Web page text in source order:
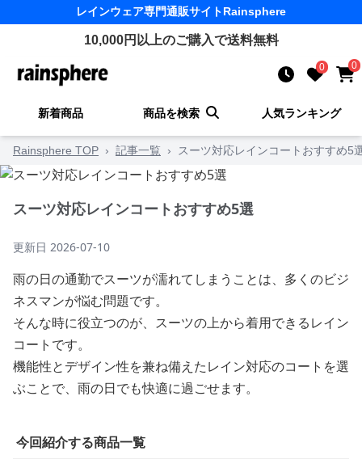
レインウェア専門通販サイトRainsphere
10,000円以上のご購入で送料無料
0 0
新着商品 商品を検索 人気ランキング
Rainsphere TOP › 記事一覧 › スーツ対応レインコートおすすめ5
スーツ対応レインコートおすすめ5選
更新日 2026-07-10
雨の日の通勤でスーツが濡れてしまうことは、多くのビジ
ネスマンが悩む問題です。
そんな時に役立つのが、スーツの上から着用できるレイン
コートです。
機能性とデザイン性を兼ね備えたレイン対応のコートを選
ぶことで、雨の日でも快適に過ごせます。
今回紹介する商品一覧